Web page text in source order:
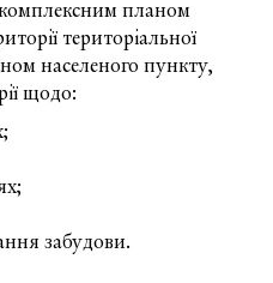
планом
територіальної
населеного пункту,
щодо:
забудови.